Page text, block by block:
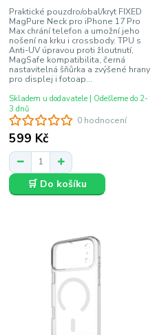
0 hodnocení
Praktické pouzdro/obal/kryt FIXED
MagPure Neck pro iPhone 17 Pro
Max chrání telefon a umožní jeho
nošení na krku i crossbody. TPU s
Anti-UV úpravou proti žloutnutí,
MagSafe kompatibilita, černá
nastavitelná šňůrka a zvýšené hrany
pro displej i fotoap...
599 Kč
Skladem u dodavatele | Odešleme do 2-
3 dnů
🛒 Do košíku